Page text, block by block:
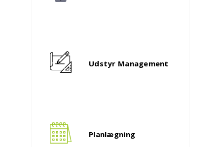
Udstyr Management
Planlægning